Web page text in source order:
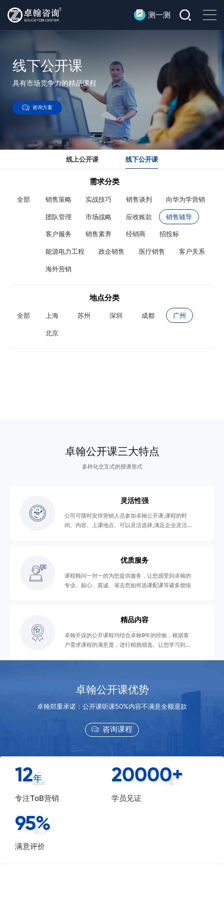
测一测
线下公开课
具有市场竞争力的精品课程
咨询方案
线上公开课 线下公开课
需求分类
全部 销售策略 实战技巧 销售谈判 向华为学营销
团队管理 市场战略 应收账款 销售辅导
客户服务 销售素养 经销商 招投标
能源电力工程 政企销售 医疗销售 客户关系
海外营销
地点分类
全部 上海 苏州 深圳 成都 广州
北京
卓翰公开课三大特点
多样化交互式的授课形式
灵活性强
公司可随时安排营销人员参加卓翰公开课,课程的时
间、内容、上课地点、可以灵活选择,满足企业灵活学
优质服务
课程顾问一对一的为您提供服务，让您感受到卓翰的
专业、贴心、真诚、省去您如何选课配课等诸多烦恼
精品内容
卓翰开设的公开课程均结合卓翰9年的经验，根据客
户需求课程的满意度，进行精挑细选、让您学习到精
卓翰公开课优势
卓翰郑重承诺：公开课听课50%内容不满意全额退款
咨询课程
12年
专注ToB营销
20000+
学员见证
95%
满意评价